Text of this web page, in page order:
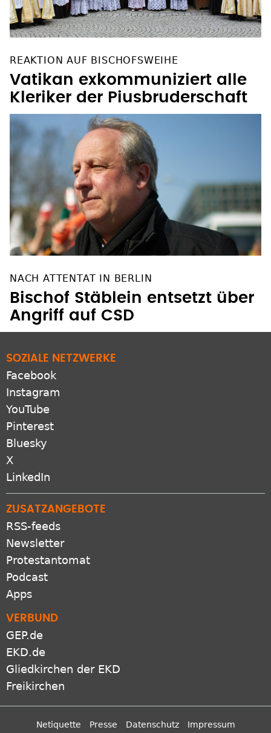
REAKTION AUF BISCHOFSWEIHE
Vatikan exkommuniziert alle
Kleriker der Piusbruderschaft
NACH ATTENTAT IN BERLIN
Bischof Stäblein entsetzt über
Angriff auf CSD
SOZIALE NETZWERKE
Facebook
Instagram
YouTube
Pinterest
Bluesky
X
LinkedIn
ZUSATZANGEBOTE
RSS-feeds
Newsletter
Protestantomat
Podcast
Apps
VERBUND
GEP.de
EKD.de
Gliedkirchen der EKD
Freikirchen
Netiquette Presse Datenschutz Impressum